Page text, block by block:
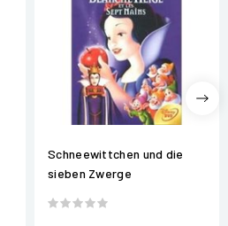
Schneewittchen und die
sieben Zwerge